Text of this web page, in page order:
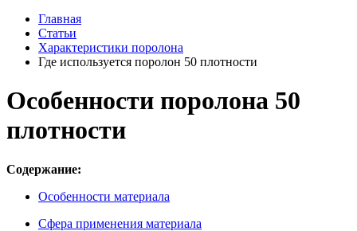
Главная
Статьи
Характеристики поролона
Где используется поролон 50 плотности
Особенности поролона 50
плотности
Содержание:
Особенности материала
Сфера применения материала